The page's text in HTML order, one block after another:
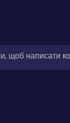
щоб написати